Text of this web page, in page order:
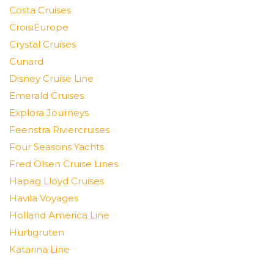
Costa Cruises
CroisiEurope
Crystal Cruises
Cunard
Disney Cruise Line
Emerald Cruises
Explora Journeys
Feenstra Riviercruises
Four Seasons Yachts
Fred Olsen Cruise Lines
Hapag Lloyd Cruises
Havila Voyages
Holland America Line
Hurtigruten
Katarina Line